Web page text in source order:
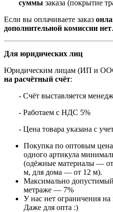
суммы заказа (покрытие
Если вы оплачиваете заказ
дополнительной комиссии нет.
Для юридических лиц
Юридическим лицам (ИП и
на расчётный счёт:
- Счёт выставляется
- Работаем с НДС 5%
- Цена товара указана с
Покупка по оптовым
одного артикула
(одёжные материалы —
м, для дома — от 12 м).
Максимально
метраже — 7%
У нас нет ограничения
Даже для опта :)